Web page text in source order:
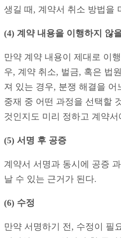
생길 때, 계약서 취소 방법을
(4) 계약 내용을 이행하지 않
만약 계약 내용이 제대로 이
우, 계약 취소, 벌금, 혹은 법
져 있는 경우, 분쟁 해결을
중재 중 어떤 과정을 선택할
것인지도 미리 정하고 계약
(5) 서명 후 공증
계약서 서명과 동시에 공증
날 수 있는 근거가 된다.
(6) 수정
만약 서명하기 전, 수정이 필